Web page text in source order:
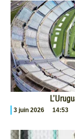
3 juin 2026 14:53